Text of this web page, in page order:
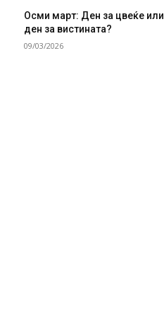
Осми март: Ден за цвеќе или
ден за вистината?
09/03/2026